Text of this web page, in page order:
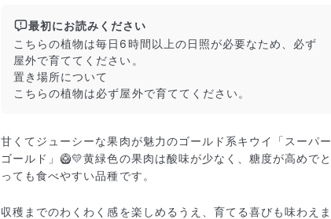
ボックスに丁寧に梱包してお届けしています。きゅっとまとめ
られて一見窮屈そうに見えますが、輸送中の衝撃による折れや
擦れを軽減する効果があります。
最初にお読みください
こちらの植物は毎日6時間以上の日照が必要なため、必ず
屋外で育ててください。
置き場所について
こちらの植物は必ず屋外で育ててください。
甘くてジューシーな果肉が魅力のゴールド系キウイ「スーパー
ゴールド」🥝💛黄緑色の果肉は酸味が少なく、糖度が高めでと
っても食べやすい品種です。
収穫までのわくわく感を楽しめるうえ、育てる喜びも味わえま